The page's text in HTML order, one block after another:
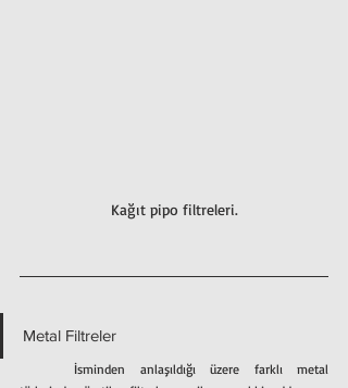
Kağıt pipo filtreleri.
Metal Filtreler
	İsminden anlaşıldığı üzere farklı metal